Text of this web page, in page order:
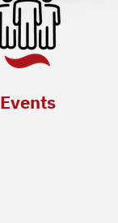
Events